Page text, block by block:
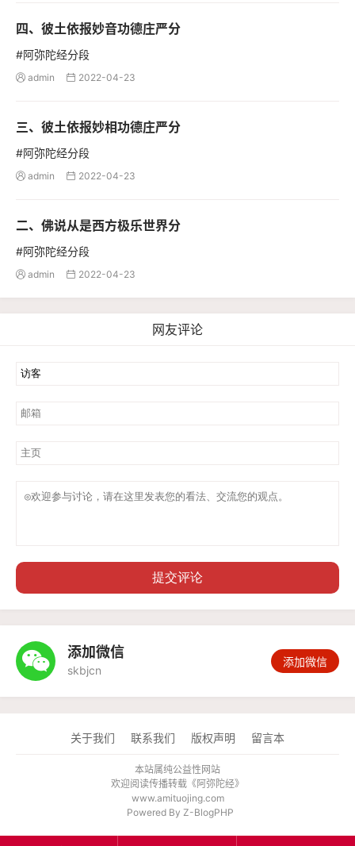
四、彼土依报妙音功德庄严分
#阿弥陀经分段
 admin  2022-04-23
三、彼土依报妙相功德庄严分
#阿弥陀经分段
 admin  2022-04-23
二、佛说从是西方极乐世界分
#阿弥陀经分段
 admin  2022-04-23
网友评论
提交评论
 添加微信
skbjcn
添加微信
关于我们 联系我们 版权声明 留言本
本站属纯公益性网站
欢迎阅读传播转载《阿弥陀经》
www.amituojing.com
Powered By Z-BlogPHP